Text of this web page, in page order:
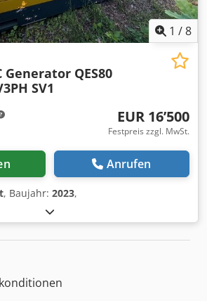
1 /8
Generator QES80
SV1
EUR 16’500
Festpreis zzgl. MwSt.
Anrufen
, Baujahr: 2023,